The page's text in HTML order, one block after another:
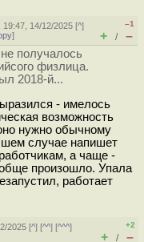
19:47, 14/12/2025 [^]
]
–1
+ / –
получалось
физлица.
2018-й...
- имелось
возможность
нужно обычному
случае напишет
а чаще -
произошло. Упала
работает
2025 [^] [^^] [^^^]
+2
+ / –